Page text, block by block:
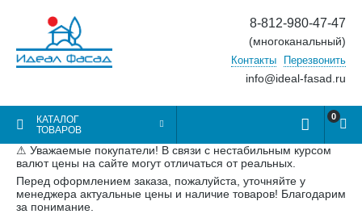
8-812-980-47-47
(многоканальный)
Контакты Перезвонить
info@ideal-fasad.ru
КАТАЛОГ
ТОВАРОВ
0
⚠ Уважаемые покупатели! В связи с нестабильным курсом
валют цены на сайте могут отличаться от реальных.
Перед оформлением заказа, пожалуйста, уточняйте у
менеджера актуальные цены и наличие товаров! Благодарим
за понимание.